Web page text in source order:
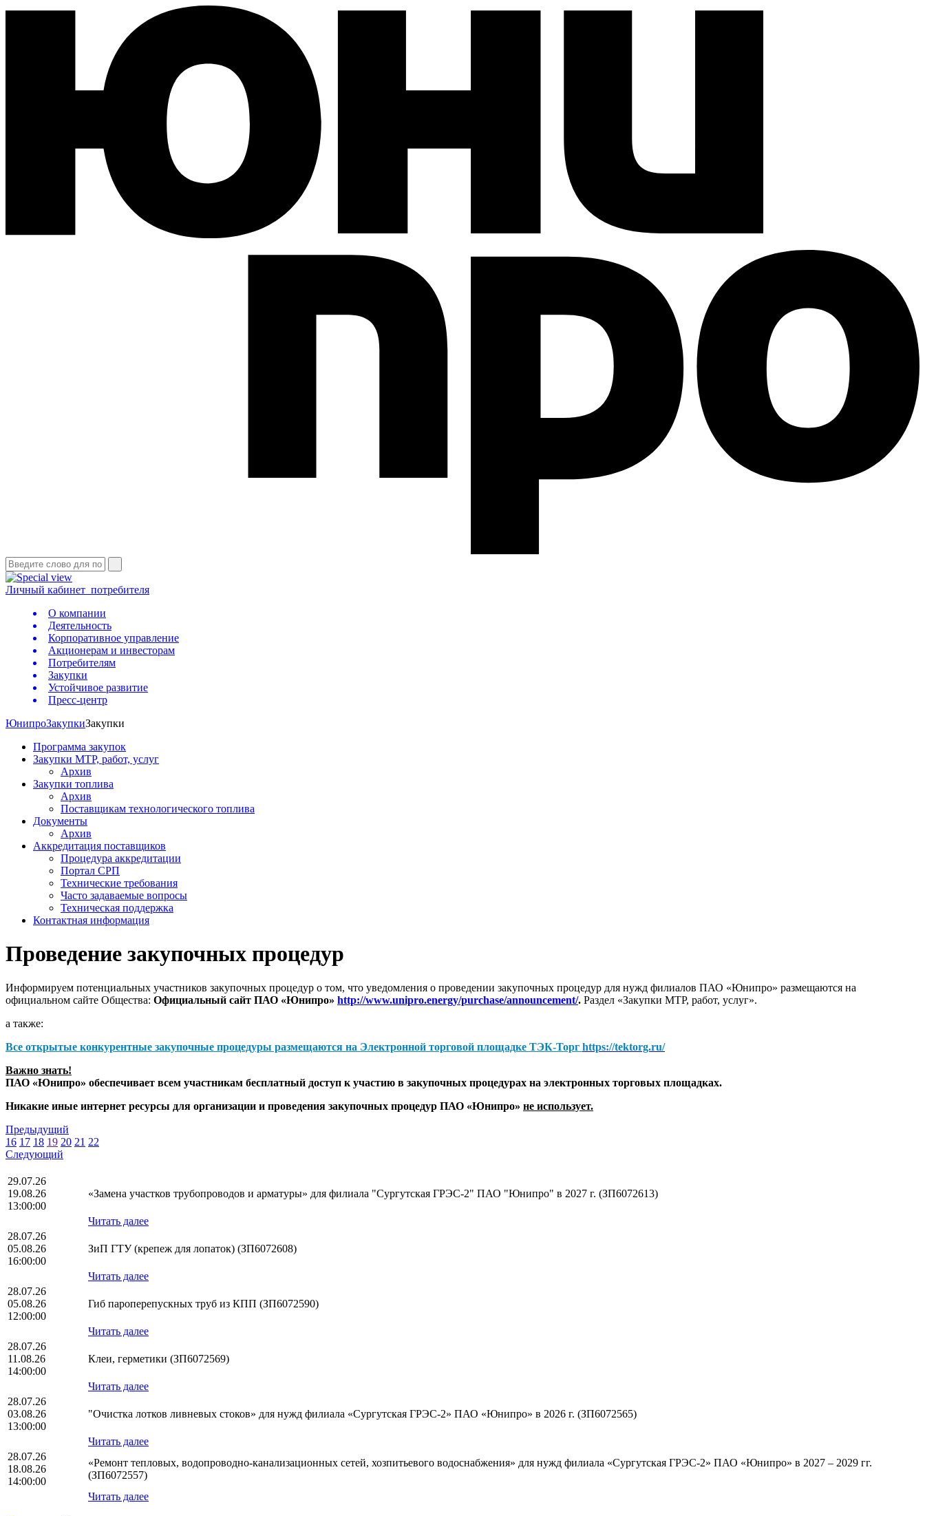
Личный кабинет потребителя
О компании
Деятельность
Корпоративное управление
Акционерам и инвесторам
Потребителям
Закупки
Устойчивое развитие
Пресс-центр
ЮнипроЗакупкиЗакупки
Программа закупок
Закупки МТР, работ, услуг
Архив
Закупки топлива
Архив
Поставщикам технологического топлива
Документы
Архив
Аккредитация поставщиков
Процедура аккредитации
Портал СРП
Технические требования
Часто задаваемые вопросы
Техническая поддержка
Контактная информация
Проведение закупочных процедур
Информируем потенциальных участников закупочных процедур о том, что уведомления о проведении закупочных процедур для нужд филиалов ПАО «Юнипро» размещаются на
официальном сайте Общества: Официальный сайт ПАО «Юнипро» http://www.unipro.energy/purchase/announcement/. Раздел «Закупки МТР, работ, услуг».
а также:
Все открытые конкурентные закупочные процедуры размещаются на Электронной торговой площадке ТЭК-Торг https://tektorg.ru/
Важно знать!
ПАО «Юнипро» обеспечивает всем участникам бесплатный доступ к участию в закупочных процедурах на электронных торговых площадках.
Никакие иные интернет ресурсы для организации и проведения закупочных процедур ПАО «Юнипро» не использует.
Предыдущий
16 17 18 19 20 21 22
Следующий
29.07.26
19.08.26
13:00:00
«Замена участков трубопроводов и арматуры» для филиала "Сургутская ГРЭС-2" ПАО "Юнипро" в 2027 г. (ЗП6072613)
Читать далее
28.07.26
05.08.26
16:00:00
ЗиП ГТУ (крепеж для лопаток) (ЗП6072608)
Читать далее
28.07.26
05.08.26
12:00:00
Гиб пароперепускных труб из КПП (ЗП6072590)
Читать далее
28.07.26
11.08.26
14:00:00
Клеи, герметики (ЗП6072569)
Читать далее
28.07.26
03.08.26
13:00:00
"Очистка лотков ливневых стоков» для нужд филиала «Сургутская ГРЭС-2» ПАО «Юнипро» в 2026 г. (ЗП6072565)
Читать далее
28.07.26
18.08.26
14:00:00
«Ремонт тепловых, водопроводно-канализационных сетей, хозпитьевого водоснабжения» для нужд филиала «Сургутская ГРЭС-2» ПАО «Юнипро» в 2027 – 2029 гг.
(ЗП6072557)
Читать далее